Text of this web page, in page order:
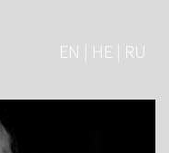
EN | HE | RU